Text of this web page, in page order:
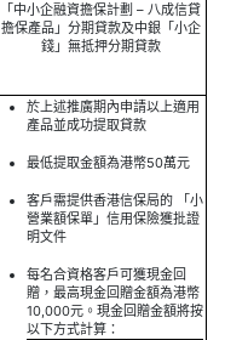
「中小企融資擔保計劃 – 八成信貸
擔保產品」分期貸款及中銀「小企
錢」無抵押分期貸款
於上述推廣期內申請以上適用
產品並成功提取貸款
最低提取金額為港幣50萬元
客戶需提供香港信保局的 「小
營業額保單」信用保險獲批證
明文件
每名合資格客戶可獲現金回
贈，最高現金回贈金額為港幣
10,000元。現金回贈金額將按
以下方式計算：